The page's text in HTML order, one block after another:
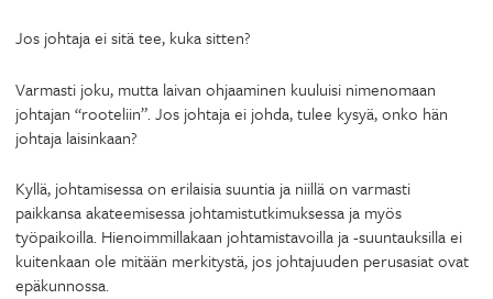
Jos johtaja ei sitä tee, kuka sitten?
Varmasti joku, mutta laivan ohjaaminen kuuluisi nimenomaan
johtajan “rooteliin”. Jos johtaja ei johda, tulee kysyä, onko hän
johtaja laisinkaan?
Kyllä, johtamisessa on erilaisia suuntia ja niillä on varmasti
paikkansa akateemisessa johtamistutkimuksessa ja myös
työpaikoilla. Hienoimmillakaan johtamistavoilla ja -suuntauksilla ei
kuitenkaan ole mitään merkitystä, jos johtajuuden perusasiat ovat
epäkunnossa.